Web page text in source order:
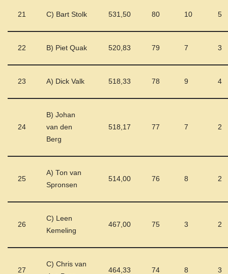
21 C) Bart Stolk 531,50 80 10 5
22 B) Piet Quak 520,83 79 7 3
23 A) Dick Valk 518,33 78 9 4
24
B) Johan
van den
Berg
518,17 77 7 2
25
A) Ton van
Spronsen
514,00 76 8 2
26
C) Leen
Kemeling
467,00 75 3 2
27
C) Chris van
464,33 74 8 3